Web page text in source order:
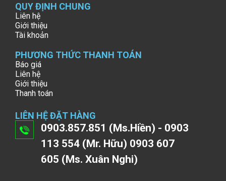
QUY ĐỊNH CHUNG
Liên hệ
Giới thiệu
Tài khoản
PHƯƠNG THỨC THANH TOÁN
Báo giá
Liên hệ
Giới thiệu
Thanh toán
LIÊN HỆ ĐẶT HÀNG
0903.857.851 (Ms.Hiền) - 0903
113 554 (Mr. Hữu) 0903 607
605 (Ms. Xuân Nghi)